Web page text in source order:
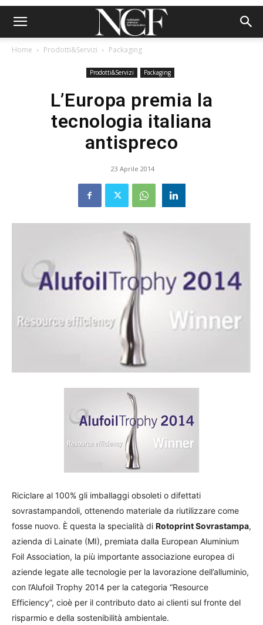
Home Prodotti&Servizi Packaging
Prodotti&Servizi Packaging
L’Europa premia la
tecnologia italiana
antispreco
23 Aprile 2014
Riciclare al 100% gli imballaggi obsoleti o difettati
sovrastampandoli, ottenendo materiale da riutilizzare come
fosse nuovo. È questa la specialità di Rotoprint Sovrastampa,
azienda di Lainate (MI), premiata dalla European Aluminium
Foil Association, la più importante associazione europea di
aziende legate alle tecnologie per la lavorazione dell’alluminio,
con l’Alufoil Trophy 2014 per la categoria “Resource
Efficiency”, cioè per il contributo dato ai clienti sul fronte del
risparmio e della sostenibilità ambientale.